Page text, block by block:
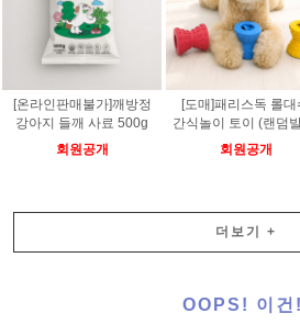
[온라인판매불가]깨방정
강아지 들깨 사료 500g
회원공개
[도매]패리스독 롤대
간식놀이 토이 (랜덤
회원공개
더보기 +
OOPS! 이건